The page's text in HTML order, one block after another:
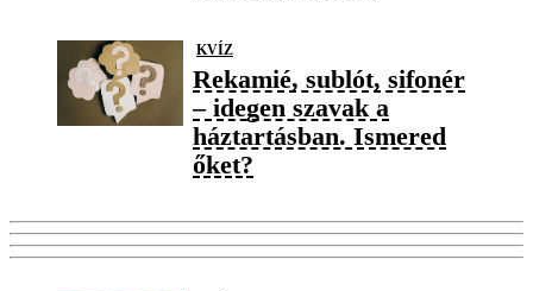
KVÍZ
Rekamié, sublót, sifonér
– idegen szavak a
háztartásban. Ismered
őket?